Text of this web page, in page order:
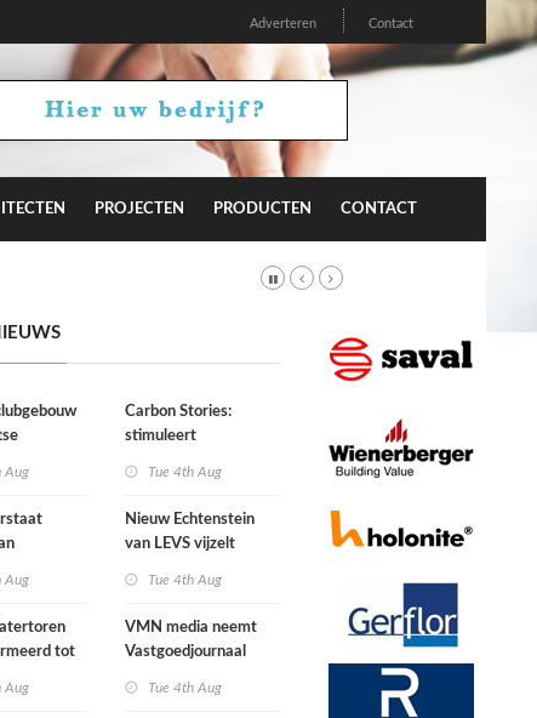
Adverteren Contact
PROJECTEN PRODUCTEN CONTACT
Aug
Aug
tot
in
Aug
Carbon Stories:
stimuleert
duurzaam gedrag?
Tue 4th Aug
Nieuw Echtenstein
van LEVS vijzelt
restruimte op
Tue 4th Aug
VMN media neemt
Vastgoedjournaal
Tue 4th Aug